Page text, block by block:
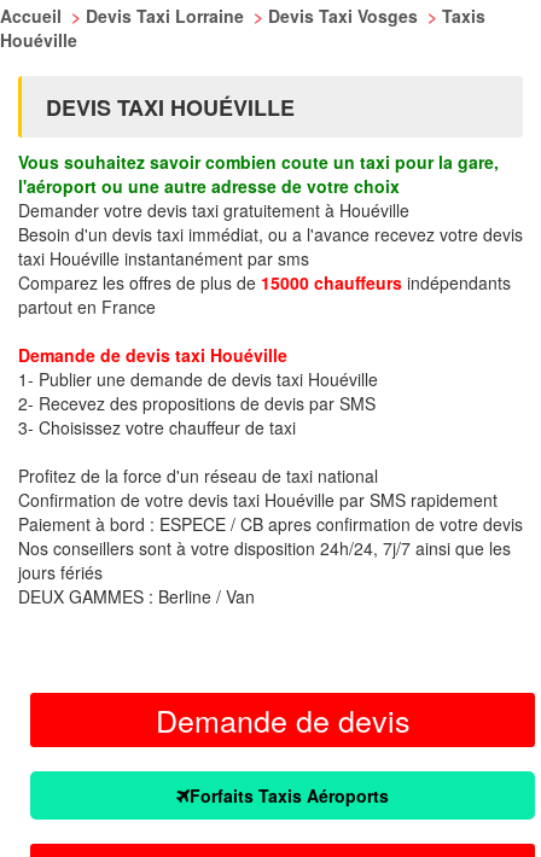
Accueil > Devis Taxi Lorraine > Devis Taxi Vosges > Taxis
Houéville
DEVIS TAXI HOUÉVILLE
Vous souhaitez savoir combien coute un taxi pour la gare,
l'aéroport ou une autre adresse de votre choix
Demander votre devis taxi gratuitement à Houéville
Besoin d'un devis taxi immédiat, ou a l'avance recevez votre devis
taxi Houéville instantanément par sms
Comparez les offres de plus de 15000 chauffeurs indépendants
partout en France
Demande de devis taxi Houéville
1- Publier une demande de devis taxi Houéville
2- Recevez des propositions de devis par SMS
3- Choisissez votre chauffeur de taxi
Profitez de la force d'un réseau de taxi national
Confirmation de votre devis taxi Houéville par SMS rapidement
Paiement à bord : ESPECE / CB apres confirmation de votre devis
Nos conseillers sont à votre disposition 24h/24, 7j/7 ainsi que les
jours fériés
DEUX GAMMES : Berline / Van
Demande de devis
Forfaits Taxis Aéroports